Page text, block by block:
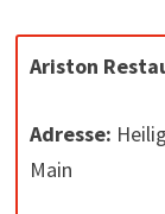
Ariston
Adresse:
Main